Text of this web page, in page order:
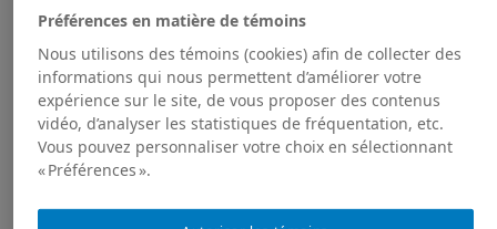
Toutes les publications
GRIAS
RIAS
Projet de recherche Sakhī
Présentation du projet
Projet Sakhī : contexte
Préférences en matière de témoins
Nous utilisons des témoins (cookies) afin de collecter des
informations qui nous permettent d’améliorer votre
expérience sur le site, de vous proposer des contenus
vidéo, d’analyser les statistiques de fréquentation, etc.
Vous pouvez personnaliser votre choix en sélectionnant
« Préférences ».